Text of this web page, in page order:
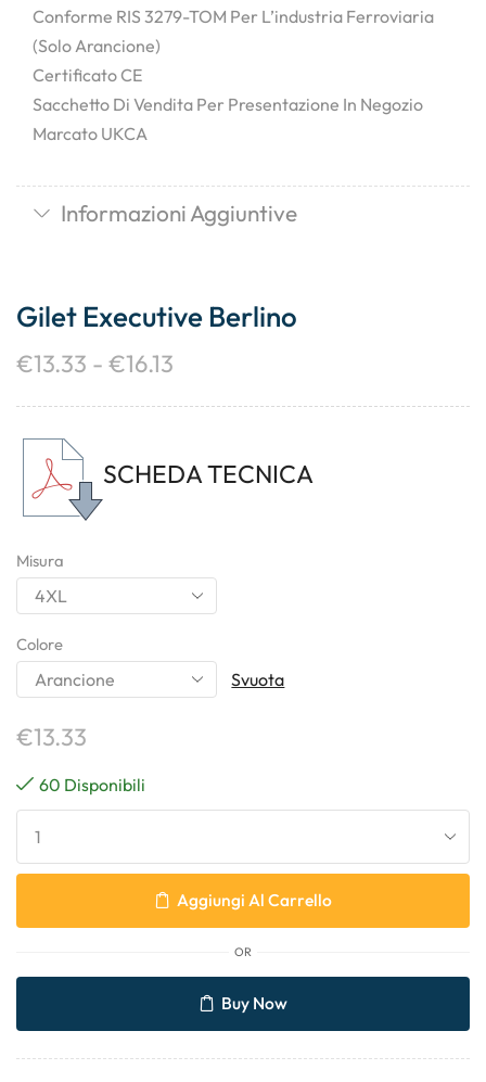
Conforme RIS 3279-TOM Per L’industria Ferroviaria
(solo Arancione)
Certificato CE
Sacchetto Di Vendita Per Presentazione In Negozio
Marcato UKCA
Informazioni Aggiuntive
Gilet Executive Berlino
€13.33 - €16.13
SCHEDA TECNICA
Misura
Colore
Svuota
€13.33
60 Disponibili
Aggiungi Al Carrello
OR
Buy Now